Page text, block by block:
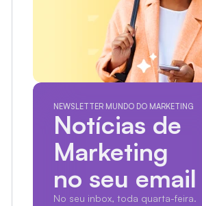
NEWSLETTER MUNDO DO MARKETING
Notícias de
Marketing
no seu email
No seu inbox, toda quarta-feira.